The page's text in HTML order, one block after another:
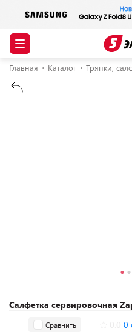
Главная Каталог Тряпки,
Салфетка сервировочная
Сравнить 0